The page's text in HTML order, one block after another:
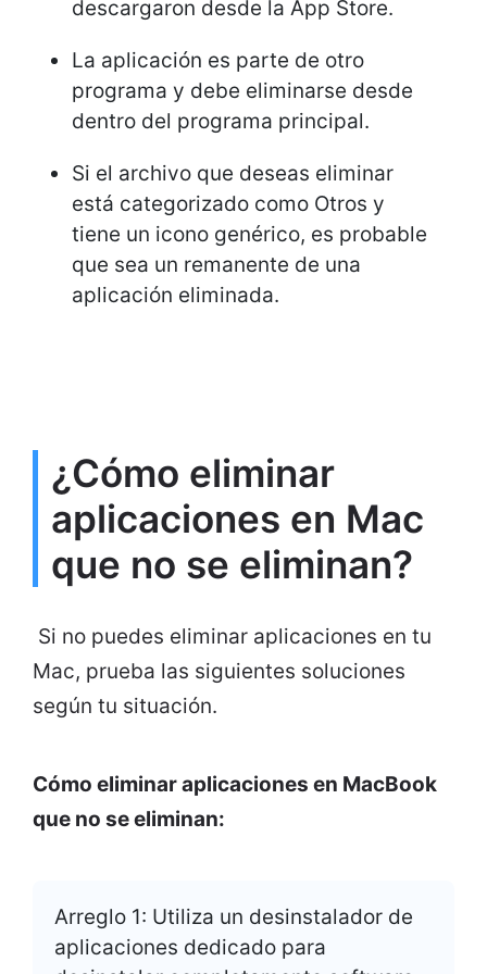
descargaron desde la App Store.
La aplicación es parte de otro
programa y debe eliminarse desde
dentro del programa principal.
Si el archivo que deseas eliminar
está categorizado como Otros y
tiene un icono genérico, es probable
que sea un remanente de una
aplicación eliminada.
¿Cómo eliminar
aplicaciones en Mac
que no se eliminan?
Si no puedes eliminar aplicaciones en tu
Mac, prueba las siguientes soluciones
según tu situación.
Cómo eliminar aplicaciones en MacBook
que no se eliminan:
Arreglo 1: Utiliza un desinstalador de
aplicaciones dedicado para